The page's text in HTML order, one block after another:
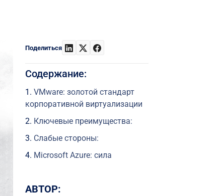
Поделиться
Содержание:
VMware: золотой стандарт
корпоративной виртуализации
Ключевые преимущества:
Слабые стороны:
Microsoft Azure: сила
Ключевые преимущества:
АВТОР: